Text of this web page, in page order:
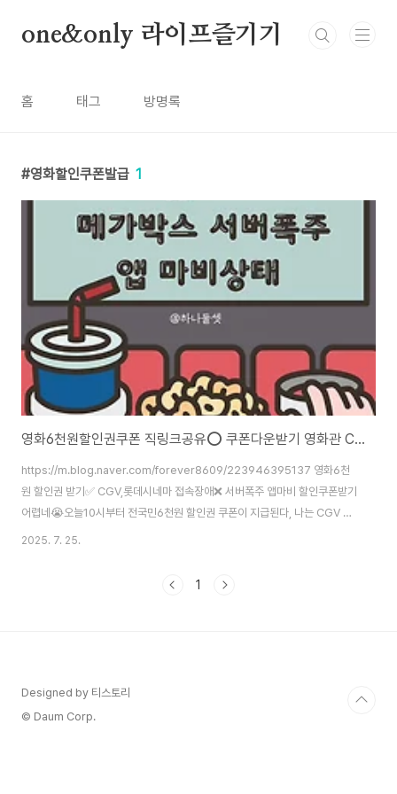
one&only 라이프즐기기
홈 태그 방명록
영화할인쿠폰발급 1
영화6천원할인권쿠폰 직링크공유⭕️ 쿠폰다운받기 영화관 CGV 롯데시네마 메가박스
https://m.blog.naver.com/forever8609/223946395137 영화6천
원 할인권 받기✅ CGV,롯데시네마 접속장애❌ 서버폭주 앱마비 할인쿠폰받기
어렵네😭오늘10시부터 전국민6천원 할인권 쿠폰이 지급된다, 나는 CGV 받
으려고 10시 정각 들어갔더니,,,, 계속 ...blog.naver.com 일단 앱접속은 포
직링크 올릴께요. 서버 정상적으로 돌아오면링크타고 들어가서 쿠폰받으세요
2025. 7. 25.
1
Designed by 티스토리
© Daum Corp.